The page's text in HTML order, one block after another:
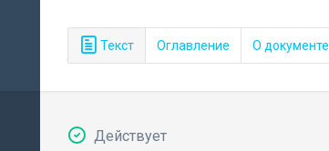
Текст Оглавление О документе
Действует